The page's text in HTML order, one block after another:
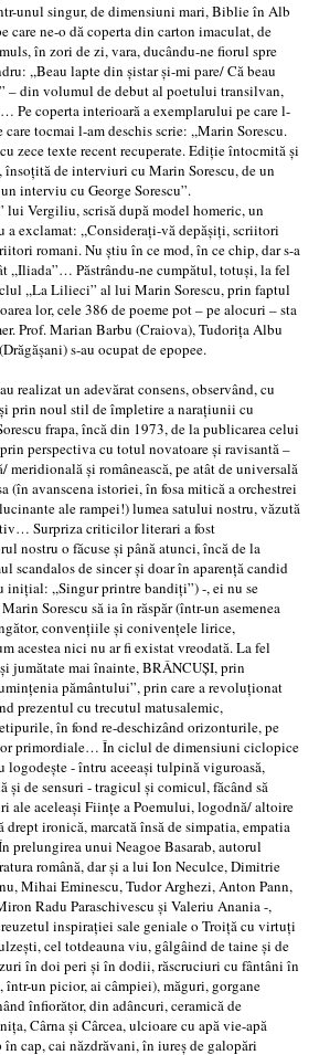
unul singur, de dimensiuni mari, Biblie în Alb
care ne-o dă coperta din carton imaculat, de
în zori de zi, vara, ducându-ne fiorul spre
,,Beau lapte din şistar şi-mi pare/ Că beau
– din volumul de debut al poetului transilvan,
Pe coperta interioară a exemplarului pe care l-
tocmai l-am deschis scrie: ,,Marin Sorescu.
zece texte recent recuperate. Ediţie întocmită şi
de interviuri cu Marin Sorescu, de un
interviu cu George Sorescu”.
Vergiliu, scrisă după model homeric, un
exclamat: ,,Consideraţi-vă depăşiţi, scriitori
romani. Nu ştiu în ce mod, în ce chip, dar s-a
,,Iliada”… Păstrându-ne cumpătul, totuşi, la fel
,,La Lilieci” al lui Marin Sorescu, prin faptul
lor, cele 386 de poeme pot – pe alocuri – sta
Prof. Marian Barbu (Craiova), Tudoriţa Albu
s-au ocupat de epopee.
un adevărat consens, observând, cu
prin noul stil de împletire a naraţiunii cu
frapa, încă din 1973, de la publicarea celui
perspectiva cu totul novatoare şi ravisantă –
meridională şi românească, pe atât de universală
(în avanscena istoriei, în fosa mitică a orchestrei
ale rampei!) lumea satului nostru, văzută
Surpriza criticilor literari a fost
nostru o făcuse şi până atunci, încă de la
scandalos de sincer şi doar în aparenţă candid
iniţial: ,,Singur printre bandiţi”) -, ei nu se
Sorescu să ia în răspăr (într-un asemenea
convenţiile şi conivenţele lirice,
acestea nici nu ar fi existat vreodată. La fel
jumătate mai înainte, BRÂNCUŞI, prin
pământului”, prin care a revoluţionat
prezentul cu trecutul matusalemic,
în fond re-deschizând orizonturile, pe
primordiale… În ciclul de dimensiuni ciclopice
logodeşte - întru aceeaşi tulpină viguroasă,
şi de sensuri - tragicul şi comicul, făcând să
ale aceleaşi Fiinţe a Poemului, logodnă/ altoire
ironică, marcată însă de simpatia, empatia
prelungirea unui Neagoe Basarab, autorul
română, dar şi a lui Ion Neculce, Dimitrie
Mihai Eminescu, Tudor Arghezi, Anton Pann,
Radu Paraschivescu şi Valeriu Anania -,
inspiraţiei sale geniale o Troiţă cu virtuţi
cel totdeauna viu, gâlgâind de taine şi de
în doi peri şi în dodii, răscruciuri cu fântâni în
într-un picior, ai câmpiei), măguri, gorgane
înfiorător, din adâncuri, ceramică de
Cârna şi Cârcea, ulcioare cu apă vie-apă
în cap, cai năzdrăvani, în iureş de galopări